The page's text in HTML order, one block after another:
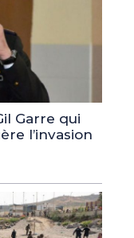
Garre qui
l’invasion